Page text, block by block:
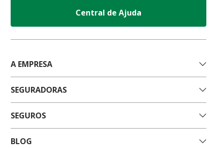
Central de Ajuda
A EMPRESA
SEGURADORAS
SEGUROS
BLOG